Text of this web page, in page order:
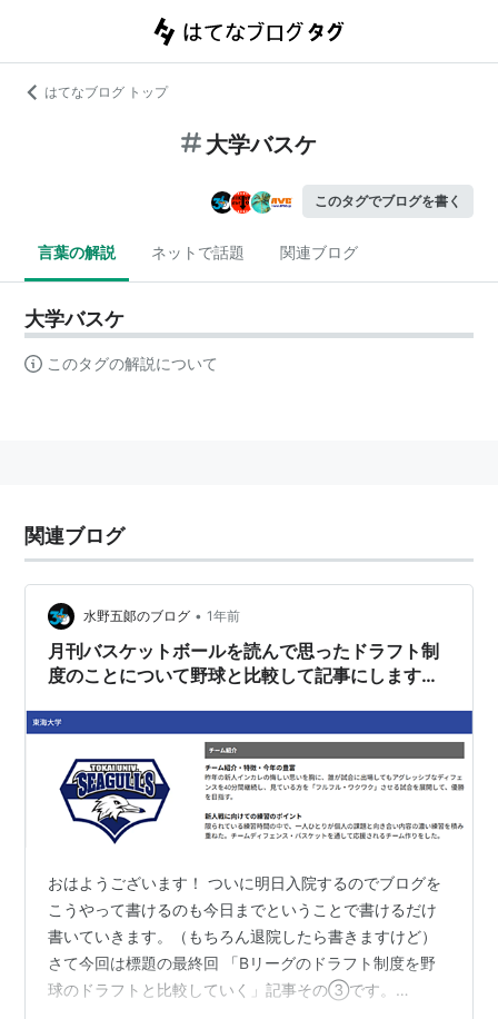
はてなブログ トップ
大学バスケ
このタグでブログを書く
言葉の解説 ネットで話題 関連ブログ
大学バスケ
このタグの解説について
関連ブログ
水野五郞のブログ • 1年前
月刊バスケットボールを読んで思ったドラフト制
度のことについて野球と比較して記事にします。
おはようございます！ ついに明日入院するのでブログを
こうやって書けるのも今日までということで書けるだけ
書いていきます。（もちろん退院したら書きますけど）
さて今回は標題の最終回 「Bリーグのドラフト制度を野
球のドラフトと比較していく」記事その③です。